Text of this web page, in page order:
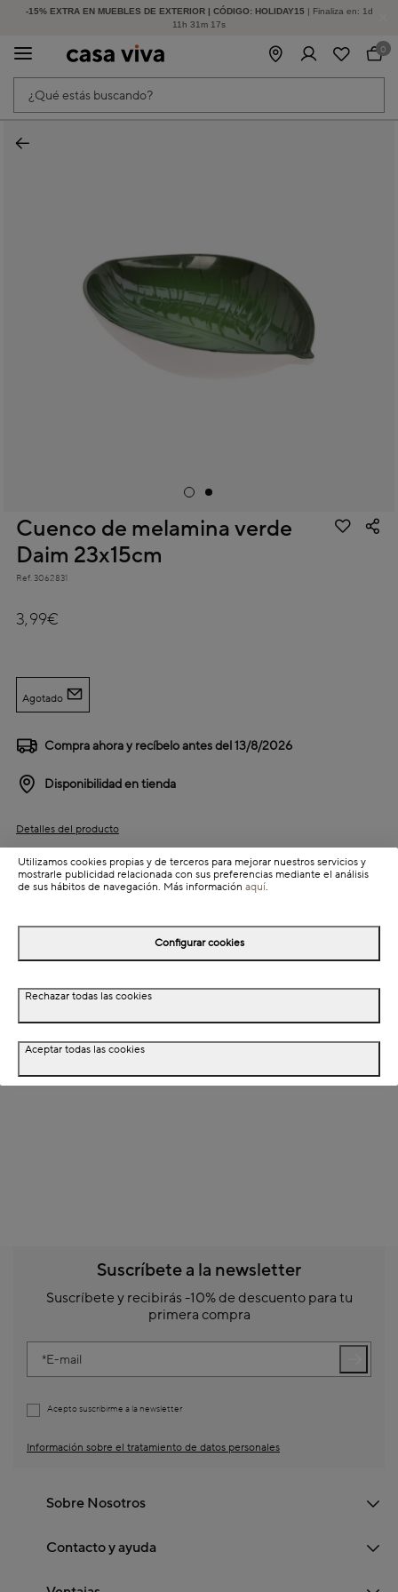
-15% EXTRA EN MUEBLES DE EXTERIOR | CÓDIGO: HOLIDAY15 | Finaliza en: 1d
11h 31m 17s
HASTA -60% DE DESCUENTO | SEGUNDAS REBAJAS
¿Qué estás buscando?
0
Cuenco de melamina verde
Daim 23x15cm
Ref. 3062831
3,99€
Agotado
Compra ahora y recíbelo antes del13/8/2026
Disponibilidad en tienda
Detalles del producto
Colección: Daim
Información de envío
Detalles del producto
Descripción
Dimensiones
Suscríbete a la newsletter
Suscríbete y recibirás -10% de descuento para tu
primera compra
E-mail
Acepto suscribirme a la newsletter
Información sobre el tratamiento de datos personales
Sobre Nosotros
Contacto y ayuda
Utilizamos cookies propias y de terceros para mejorar nuestros servicios y
mostrarle publicidad relacionada con sus preferencias mediante el análisis
de sus hábitos de navegación. Más información aquí.
Configurar cookies
Rechazar todas las cookies
Aceptar todas las cookies